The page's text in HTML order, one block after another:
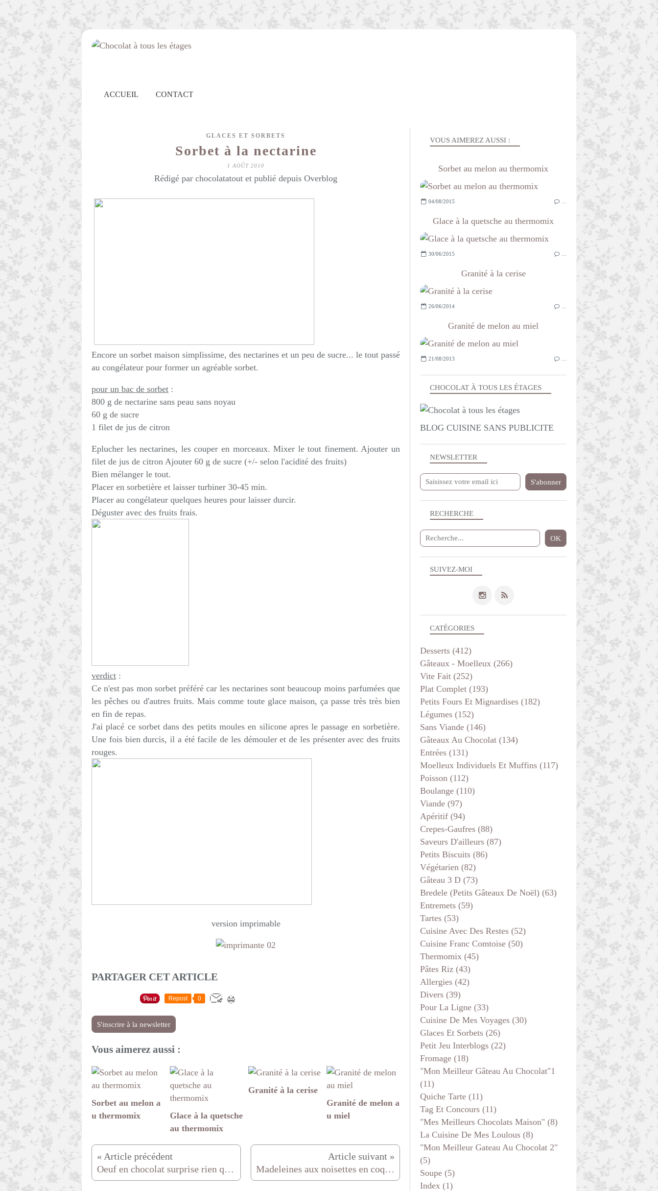
ACCUEIL CONTACT
GLACES ET SORBETS
Sorbet à la nectarine
1 AOÛT 2010
Rédigé par chocolatatout et publié depuis Overblog
Encore un sorbet maison simplissime, des nectarines et un peu de sucre... le tout passé
au congélateur pour former un agréable sorbet.
pour un bac de sorbet :
800 g de nectarine sans peau sans noyau
60 g de sucre
1 filet de jus de citron
Eplucher les nectarines, les couper en morceaux. Mixer le tout finement. Ajouter un
filet de jus de citron Ajouter 60 g de sucre (+/- selon l'acidité des fruits)
Bien mélanger le tout.
Placer en sorbetière et laisser turbiner 30-45 min.
Placer au congélateur quelques heures pour laisser durcir.
Déguster avec des fruits frais.
verdict :
Ce n'est pas mon sorbet préféré car les nectarines sont beaucoup moins parfumées que
les pêches ou d'autres fruits. Mais comme toute glace maison, ça passe très très bien
en fin de repas.
J'ai placé ce sorbet dans des petits moules en silicone apres le passage en sorbetière.
Une fois bien durcis, il a été facile de les démouler et de les présenter avec des fruits
rouges.
version imprimable
PARTAGER CET ARTICLE
Repost 0
S'inscrire à la newsletter
Vous aimerez aussi :
Sorbet au melon a
u thermomix
Glace à la quetsche
au thermomix
Granité à la cerise
Granité de melon a
u miel
Oeuf en chocolat surprise rien que pour les enfants Madeleines aux noisettes en coque de chocolat
NEWSLETTER
SUIVEZ-MOI
RECHERCHE
CHOCOLAT À TOUS LES ÉTAGES
BLOG CUISINE SANS PUBLICITE
VOUS AIMEREZ AUSSI :
Sorbet au melon au thermomix
04/08/2015
Glace à la quetsche au thermomix
30/06/2015
Granité à la cerise
26/06/2014
Granité de melon au miel
21/08/2013
CATÉGORIES
Desserts (412)
Gâteaux - Moelleux (266)
Vite Fait (252)
Plat Complet (193)
Petits Fours Et Mignardises (182)
Légumes (152)
Sans Viande (146)
Gâteaux Au Chocolat (134)
Entrées (131)
Moelleux Individuels Et Muffins (117)
Poisson (112)
Boulange (110)
Viande (97)
Apéritif (94)
Crepes-Gaufres (88)
Saveurs D'ailleurs (87)
Petits Biscuits (86)
Végétarien (82)
Gâteau 3 D (73)
Bredele (petits Gâteaux De Noël) (63)
Entremets (59)
Tartes (53)
Cuisine Avec Des Restes (52)
Cuisine Franc Comtoise (50)
Thermomix (45)
Pâtes Riz (43)
Allergies (42)
Divers (39)
Pour La Ligne (33)
Cuisine De Mes Voyages (30)
Glaces Et Sorbets (26)
Petit Jeu Interblogs (22)
Fromage (18)
"mon Meilleur Gâteau Au Chocolat"1
(11)
Quiche Tarte (11)
Tag Et Concours (11)
"mes Meilleurs Chocolats Maison" (8)
La Cuisine De Mes Loulous (8)
"mon Meilleur Gateau Au Chocolat 2"
(5)
Soupe (5)
Index (1)